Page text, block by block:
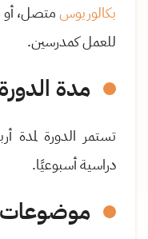
بكالوريوسمتصل، أو
للعمل كمدرسين.
مدة
تستمر الدورة لمدة
دراسية أسبوعيًا.
موضوعات